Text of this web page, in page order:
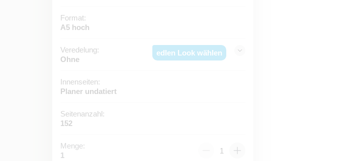
Format:
A5 hoch
Veredelung:
Ohne
edlen Look wählen
Innenseiten:
Planer undatiert
Seitenanzahl:
152
Menge:
1